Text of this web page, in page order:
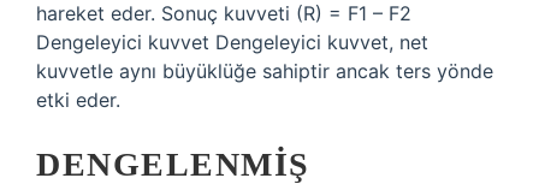
hareket eder. Sonuç kuvveti (R) = F1 – F2
Dengeleyici kuvvet Dengeleyici kuvvet, net
kuvvetle aynı büyüklüğe sahiptir ancak ters yönde
etki eder.
DENGELENMIŞ